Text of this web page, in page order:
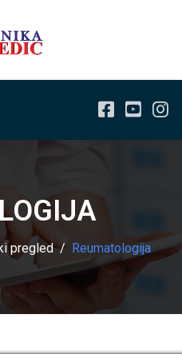
pregled Reumatologija